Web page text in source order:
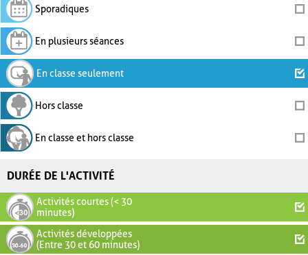
Sporadiques
En plusieurs séances
En classe seulement
Hors classe
En classe et hors classe
DURÉE DE L'ACTIVITÉ
Activités courtes (< 30
minutes)
Activités développées
(Entre 30 et 60 minutes)